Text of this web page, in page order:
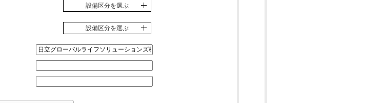
設備区分を選ぶ
設備区分を選ぶ